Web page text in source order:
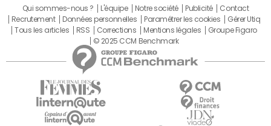
Qui sommes-nous ? L'équipe Notre société Publicité
Contact
Recrutement
Données personnelles Paramétrer les cookies
Gérer Utiq
Tous les articles
RSS Corrections Mentions légales
Groupe Figaro
© 2025 CCM Benchmark